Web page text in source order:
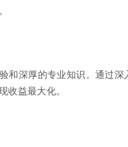
和深厚的专业知识。通过深
益最大化。